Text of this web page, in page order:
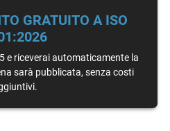
un esperto (documenti
GRATUITO A ISO
e riceverai automaticamente la
sarà pubblicata, senza costi